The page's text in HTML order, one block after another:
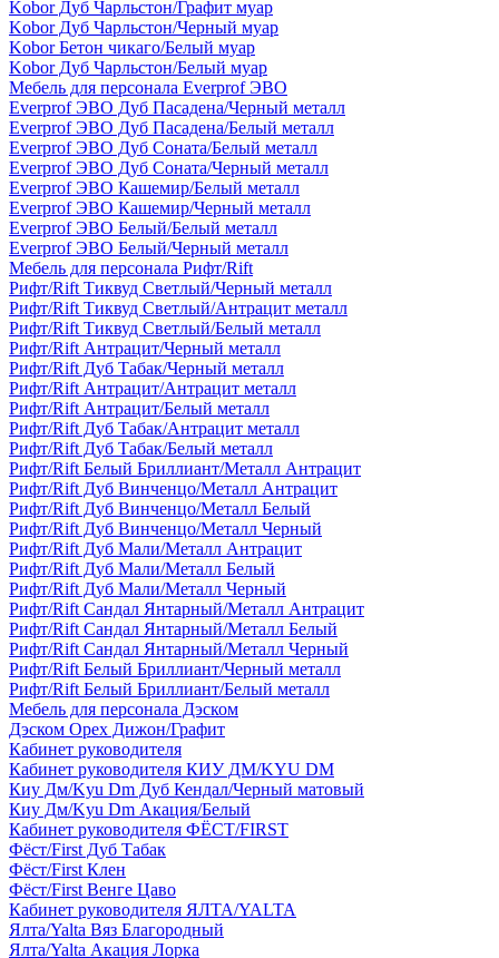
Kobor Дуб Чарльстон/Графит муар
Kobor Дуб Чарльстон/Черный муар
Kobor Бетон чикаго/Белый муар
Kobor Дуб Чарльстон/Белый муар
Мебель для персонала Everprof ЭВО
Everprof ЭВО Дуб Пасадена/Черный металл
Everprof ЭВО Дуб Пасадена/Белый металл
Everprof ЭВО Дуб Соната/Белый металл
Everprof ЭВО Дуб Соната/Черный металл
Everprof ЭВО Кашемир/Белый металл
Everprof ЭВО Кашемир/Черный металл
Everprof ЭВО Белый/Белый металл
Everprof ЭВО Белый/Черный металл
Мебель для персонала Рифт/Rift
Рифт/Rift Тиквуд Светлый/Черный металл
Рифт/Rift Тиквуд Светлый/Антрацит металл
Рифт/Rift Тиквуд Светлый/Белый металл
Рифт/Rift Антрацит/Черный металл
Рифт/Rift Дуб Табак/Черный металл
Рифт/Rift Антрацит/Антрацит металл
Рифт/Rift Антрацит/Белый металл
Рифт/Rift Дуб Табак/Антрацит металл
Рифт/Rift Дуб Табак/Белый металл
Рифт/Rift Белый Бриллиант/Металл Антрацит
Рифт/Rift Дуб Винченцо/Металл Антрацит
Рифт/Rift Дуб Винченцо/Металл Белый
Рифт/Rift Дуб Винченцо/Металл Черный
Рифт/Rift Дуб Мали/Металл Антрацит
Рифт/Rift Дуб Мали/Металл Белый
Рифт/Rift Дуб Мали/Металл Черный
Рифт/Rift Сандал Янтарный/Металл Антрацит
Рифт/Rift Сандал Янтарный/Металл Белый
Рифт/Rift Сандал Янтарный/Металл Черный
Рифт/Rift Белый Бриллиант/Черный металл
Рифт/Rift Белый Бриллиант/Белый металл
Мебель для персонала Дэском
Дэском Орех Дижон/Графит
Кабинет руководителя
Кабинет руководителя КИУ ДМ/KYU DM
Киу Дм/Kyu Dm Дуб Кендал/Черный матовый
Киу Дм/Kyu Dm Акация/Белый
Кабинет руководителя ФЁСТ/FIRST
Фёст/First Дуб Табак
Фёст/First Клен
Фёст/First Венге Цаво
Кабинет руководителя ЯЛТА/YALTA
Ялта/Yalta Вяз Благородный
Ялта/Yalta Акация Лорка